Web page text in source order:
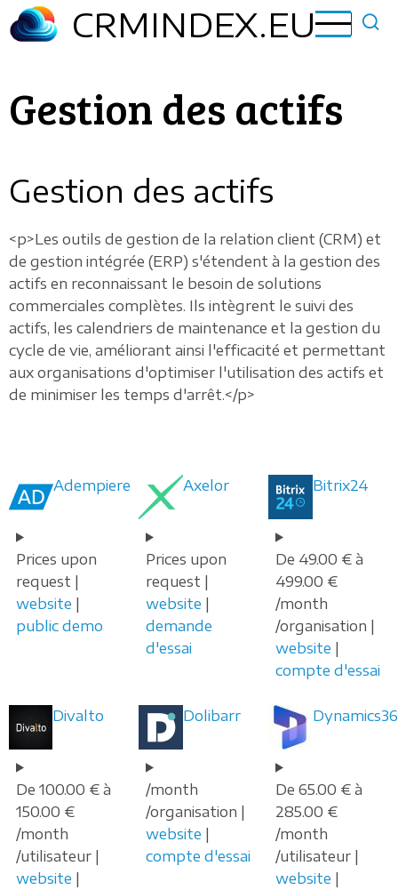
Aller
au
CRMINDEX.EU
Gestion des actifs
Gestion des actifs
<p>Les outils de gestion de la relation client (CRM) et
de gestion intégrée (ERP) s'étendent à la gestion des
actifs en reconnaissant le besoin de solutions
commerciales complètes. Ils intègrent le suivi des
actifs, les calendriers de maintenance et la gestion du
cycle de vie, améliorant ainsi l'efficacité et permettant
aux organisations d'optimiser l'utilisation des actifs et
de minimiser les temps d'arrêt.</p>
Adempiere
Prices upon
request |
website |
public demo
Axelor
Prices upon
request |
website |
demande
d'essai
Bitrix24
De 49.00 € à
499.00 €
/month
/organisation |
website |
compte d'essai
Divalto
De 100.00 € à
150.00 €
/month
/utilisateur |
website |
Dolibarr
/month
/organisation |
website |
compte d'essai
De 65.00 € à
285.00 €
/month
/utilisateur |
website |